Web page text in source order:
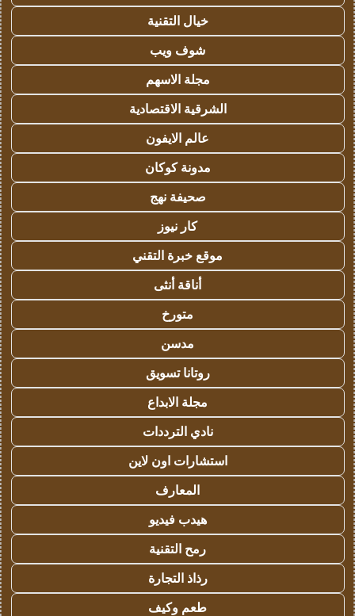
خيال التقنية
شوف ويب
مجلة الاسهم
الشرقية الاقتصادية
عالم الايفون
مدونة كوكان
صحيفة نهج
كار نيوز
موقع خبرة التقني
أناقة أنثى
متورخ
مدسن
روتانا تسويق
مجلة الابداع
نادي الترددات
استشارات اون لاين
المعارف
هيدب فيديو
رمح التقنية
رذاذ التجارة
طعم وكيف